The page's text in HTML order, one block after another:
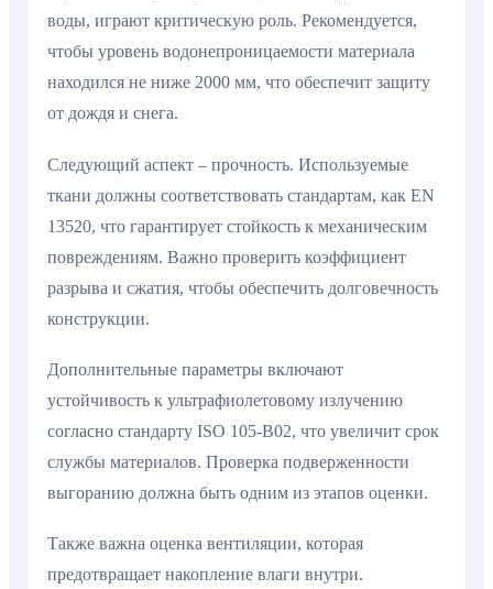
воды, играют критическую роль. Рекомендуется,
чтобы уровень водонепроницаемости материала
находился не ниже 2000 мм, что обеспечит защиту
от дождя и снега.
Следующий аспект – прочность. Используемые
ткани должны соответствовать стандартам, как EN
13520, что гарантирует стойкость к механическим
повреждениям. Важно проверить коэффициент
разрыва и сжатия, чтобы обеспечить долговечность
конструкции.
Дополнительные параметры включают
устойчивость к ультрафиолетовому излучению
согласно стандарту ISO 105-B02, что увеличит срок
службы материалов. Проверка подверженности
выгоранию должна быть одним из этапов оценки.
Также важна оценка вентиляции, которая
предотвращает накопление влаги внутри.